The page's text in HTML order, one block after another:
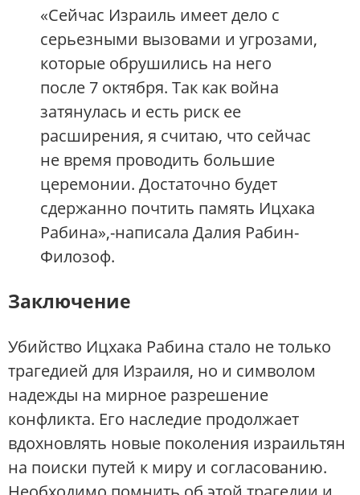
«Сейчас Израиль имеет дело с
серьезными вызовами и угрозами,
которые обрушились на него
после 7 октября. Так как война
затянулась и есть риск ее
расширения, я считаю, что сейчас
не время проводить большие
церемонии. Достаточно будет
сдержанно почтить память Ицхака
Рабина»,-написала Далия Рабин-
Филозоф.
Заключение
Убийство Ицхака Рабина стало не только
трагедией для Израиля, но и символом
надежды на мирное разрешение
конфликта. Его наследие продолжает
вдохновлять новые поколения израильтян
на поиски путей к миру и согласованию.